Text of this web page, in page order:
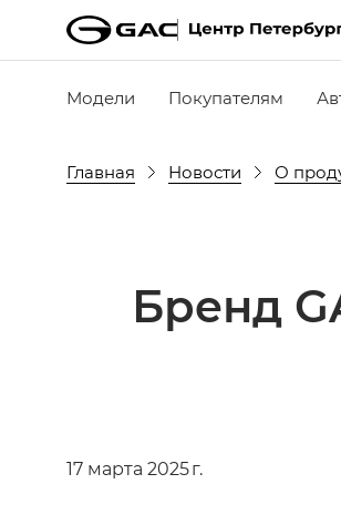
Модели Покупателям
Главная Новости О
Бренд
17 марта 2025 г.